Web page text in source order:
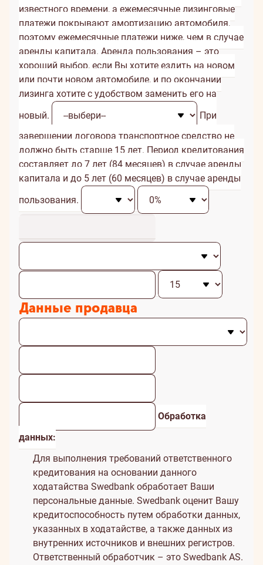
известного времени, а ежемесячные лизинговые
платежи покрывают амортизацию автомобиля,
поэтому ежемесячные платежи ниже, чем в случае
аренды капитала. Аренда пользования – это
хороший выбор, если Вы хотите ездить на новом
или почти новом автомобиле, и по окончании
лизинга хотите с удобством заменить его на
новый.
При
завершении договора транспортное средство не
должно быть старше 15 лет. Период кредитования
составляет до 7 лет (84 месяцев) в случае аренды
капитала и до 5 лет (60 месяцев) в случае аренды
пользования.
Данные продавца
Обработка
данных:
Для выполнения требований ответственного
кредитования на основании данного
ходатайства Swedbank обработает Ваши
персональные данные. Swedbank оценит Вашу
кредитоспособность путем обработки данных,
указанных в ходатайстве, а также данных из
внутренних источников и внешних регистров.
Ответственный обработчик – это Swedbank AS.